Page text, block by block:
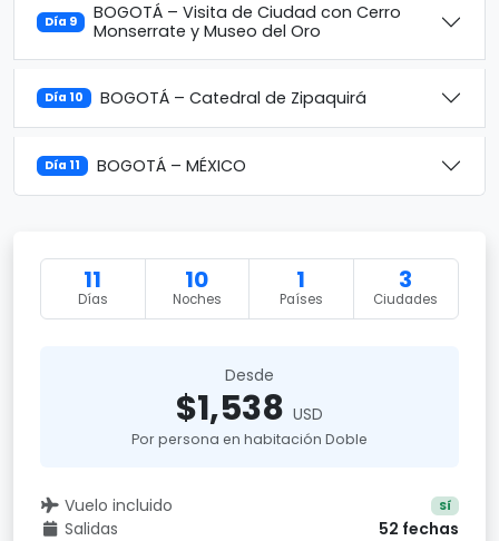
Día 9
BOGOTÁ – Visita de Ciudad con Cerro
Monserrate y Museo del Oro
Día 10 BOGOTÁ – Catedral de Zipaquirá
Día 11 BOGOTÁ – MÉXICO
11
Días
10
Noches
1
Países
3
Ciudades
Desde
$1,538 USD
Por persona en habitación Doble
Vuelo incluido Sí
Salidas 52 fechas